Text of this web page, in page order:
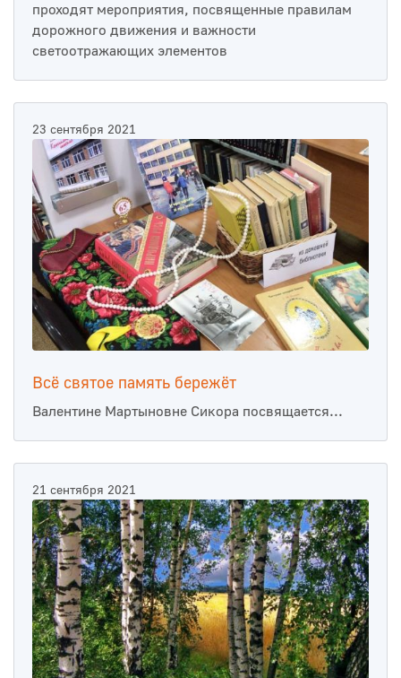
проходят мероприятия, посвященные правилам
дорожного движения и важности
светоотражающих элементов
23 сентября 2021
Всё святое память бережёт
Валентине Мартыновне Сикора посвящается...
21 сентября 2021